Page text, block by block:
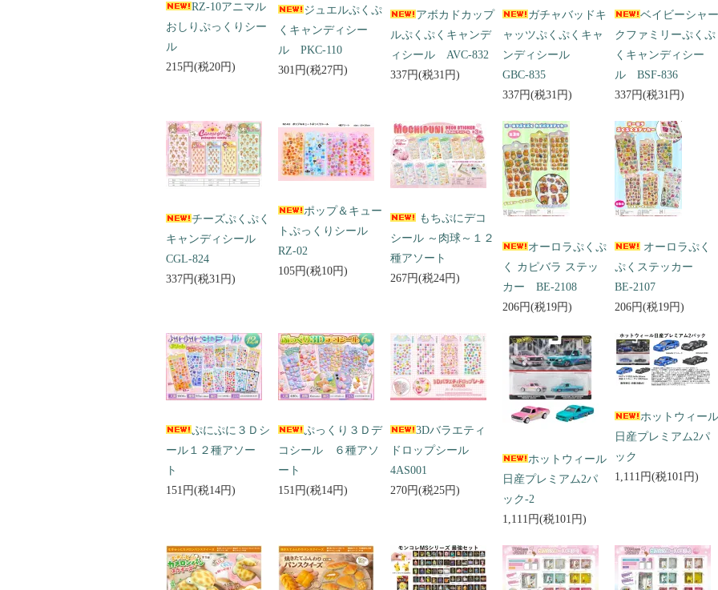
RZ-10アニマル
おしりぷっくりシー
ル
215円(税20円)
ジュエルぷくぷ
くキャンディシー
ル PKC-110
301円(税27円)
アボカドカップ
ルぷくぷくキャンデ
ィシール AVC-832
337円(税31円)
ガチャバッドキ
ャッツぷくぷくキャ
ンディシール
GBC-835
337円(税31円)
ベイビーシャー
クファミリーぷくぷ
くキャンディシー
ル BSF-836
337円(税31円)
チーズぷくぷく
キャンディシール
CGL-824
337円(税31円)
ポップ＆キュー
トぷっくりシール
RZ-02
105円(税10円)
もちぷにデコ
シール ～肉球～１２
種アソート
267円(税24円)
オーロラぷくぷ
く カピバラ ステッ
カー BE-2108
206円(税19円)
オーロラぷく
ぷくステッカー
BE-2107
206円(税19円)
ぷにぷに３Ｄシ
ール１２種アソー
ト
151円(税14円)
ぷっくり３Ｄデ
コシール ６種アソ
ート
151円(税14円)
3Dバラエティ
ドロップシール
4AS001
270円(税25円)
ホットウィール
日産プレミアム2パ
ック-2
1,111円(税101円)
ホットウィール
日産プレミアム2パ
ック
1,111円(税101円)